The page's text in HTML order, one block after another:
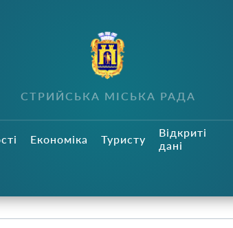
СТРИЙСЬКА МІСЬКА РАДА
Економіка Туристу
Відкриті
дані